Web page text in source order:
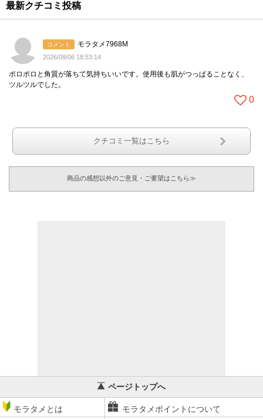
最新クチコミ投稿
コメント モラタメ7968M
2026/08/06 18:53:14
ポロポロと角質が落ちて気持ちいいです。使用後も肌がつっぱることなく、
ツルツルでした。
0
クチコミ一覧はこちら
商品の感想以外のご意見・ご要望はこちら≫
ページトップへ
モラタメとは モラタメポイントについて